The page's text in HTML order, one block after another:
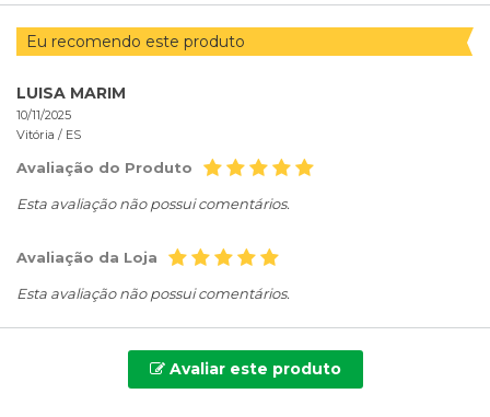
Eu recomendo este produto
LUISA MARIM
10/11/2025
Vitória / ES
Avaliação do Produto
Esta avaliação não possui comentários.
Avaliação da Loja
Esta avaliação não possui comentários.
Avaliar este produto